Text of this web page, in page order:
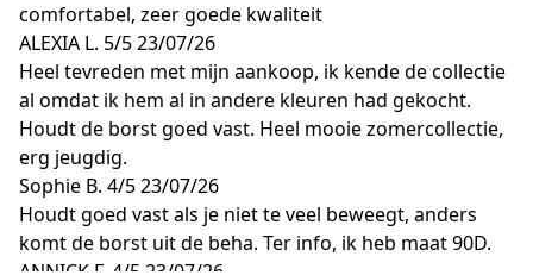
comfortabel, zeer goede kwaliteit
ALEXIA L. 5/523/07/26
Heel tevreden met mijn aankoop, ik kende de collectie
al omdat ik hem al in andere kleuren had gekocht.
Houdt de borst goed vast. Heel mooie zomercollectie,
erg jeugdig.
Sophie B. 4/523/07/26
Houdt goed vast als je niet te veel beweegt, anders
komt de borst uit de beha. Ter info, ik heb maat 90D.